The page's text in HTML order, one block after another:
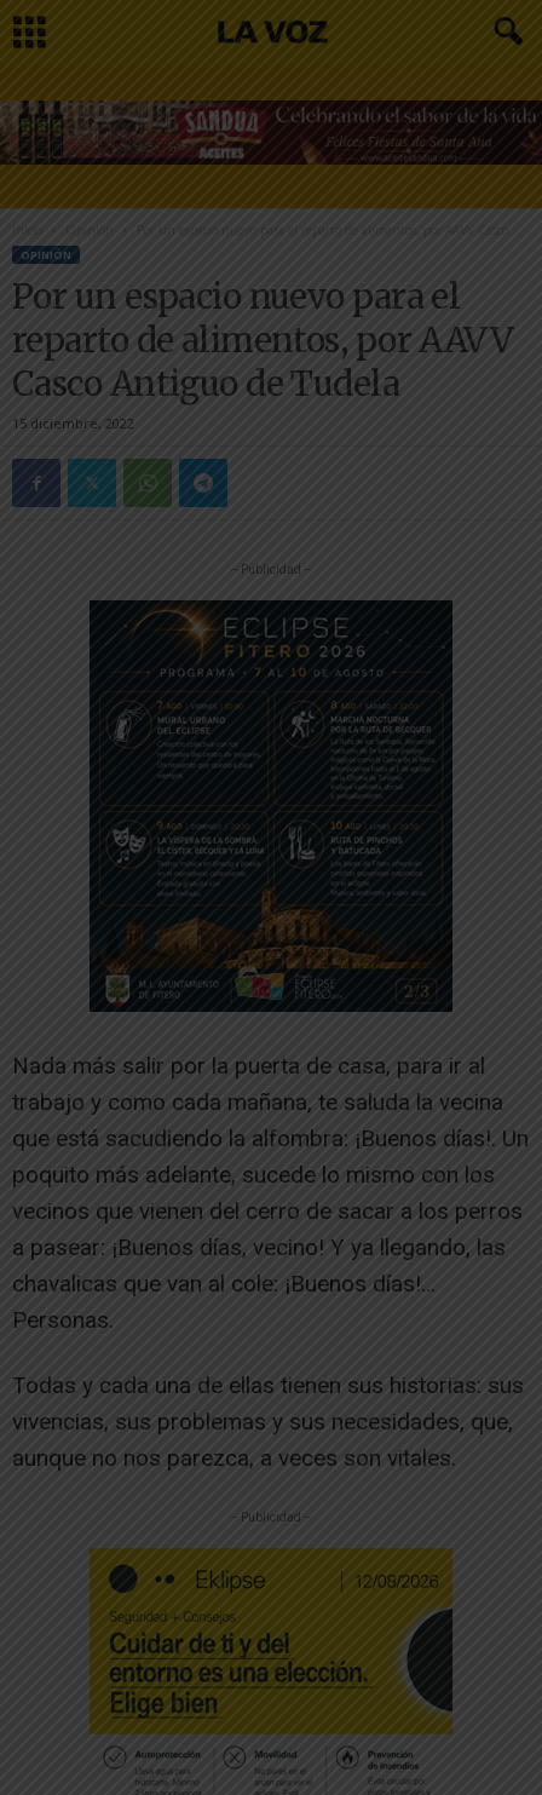
Inicio Opinión Por un espacio nuevo para el reparto de alimentos, por AAVV Casco...
OPINIÓN
Por un espacio nuevo para el
reparto de alimentos, por AAVV
Casco Antiguo de Tudela
15 diciembre, 2022
-- Publicidad --
Nada más salir por la puerta de casa, para ir al
trabajo y como cada mañana, te saluda la vecina
que está sacudiendo la alfombra: ¡Buenos días!. Un
poquito más adelante, sucede lo mismo con los
vecinos que vienen del cerro de sacar a los perros
a pasear: ¡Buenos días, vecino! Y ya llegando, las
chavalicas que van al cole: ¡Buenos días!…
Personas.
Todas y cada una de ellas tienen sus historias: sus
vivencias, sus problemas y sus necesidades, que,
aunque no nos parezca, a veces son vitales.
-- Publicidad --